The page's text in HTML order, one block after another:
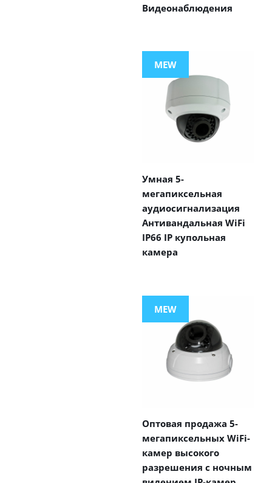
Видеонаблюдения
MEW
Умная 5-
мегапиксельная
аудиосигнализация
Антивандальная WiFi
IP66 IP купольная
камера
MEW
Оптовая продажа 5-
мегапиксельных WiFi-
камер высокого
разрешения с ночным